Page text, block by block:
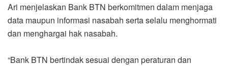
Ari menjelaskan Bank BTN berkomitmen dalam menjaga
data maupun informasi nasabah serta selalu menghormati
dan menghargai hak nasabah.
“Bank BTN bertindak sesuai dengan peraturan dan